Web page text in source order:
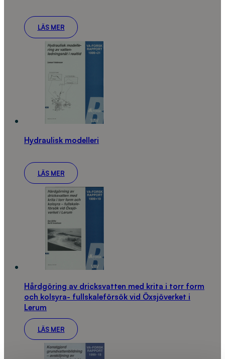
LÄS MER
Hydraulisk modelleri
LÄS MER
Hårdgöring av dricksvatten med krita i torr form
och kolsyra- fullskaleförsök vid Öxsjöverket i
Lerum
LÄS MER